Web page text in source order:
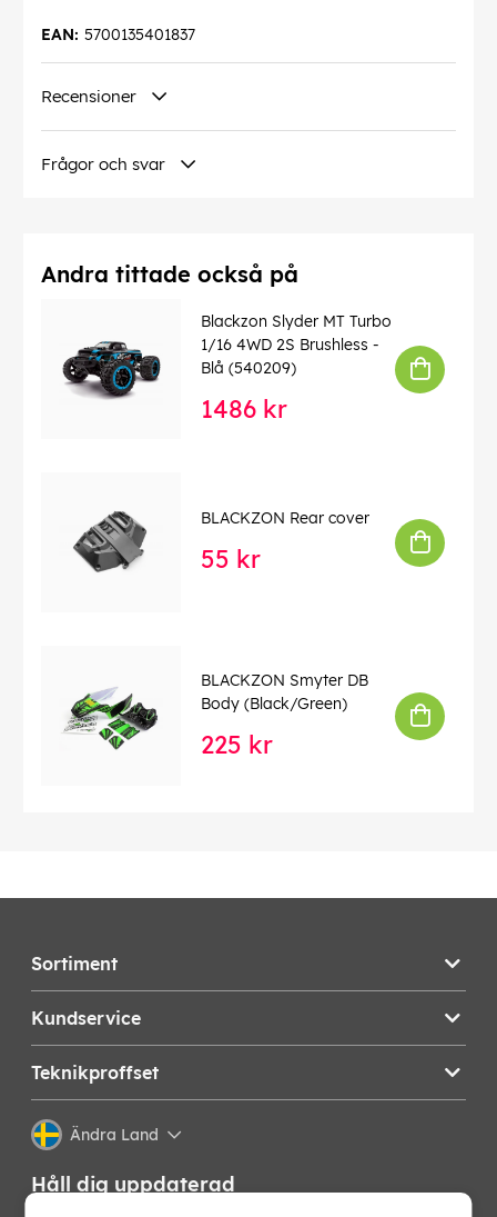
5700135401837
EAN:
Recensioner
Frågor och svar
Andra tittade också på
Blackzon Slyder MT Turbo
1/16 4WD 2S Brushless -
Blå (540209)
1486 kr
BLACKZON Rear cover
55 kr
BLACKZON Smyter DB
Body (Black/Green)
225 kr
Sortiment
Kundservice
Teknikproffset
Ändra Land
Håll dig uppdaterad